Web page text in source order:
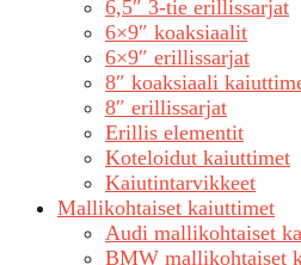
6,5″ 3-tie erillissarjat
6×9″ koaksiaalit
6×9″ erillissarjat
8″ koaksiaali
8″ erillissarjat
Erillis elementit
Koteloidut kaiuttimet
Kaiutintarvikkeet
Mallikohtaiset kaiuttimet
Audi mallikohtaiset
BMW mallikohtaiset